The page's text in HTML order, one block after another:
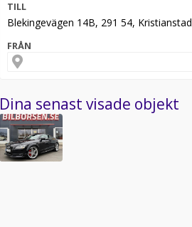
TILL
Blekingevägen 14B, 291 54, Kristianstad
FRÅN
Dina senast visade objekt